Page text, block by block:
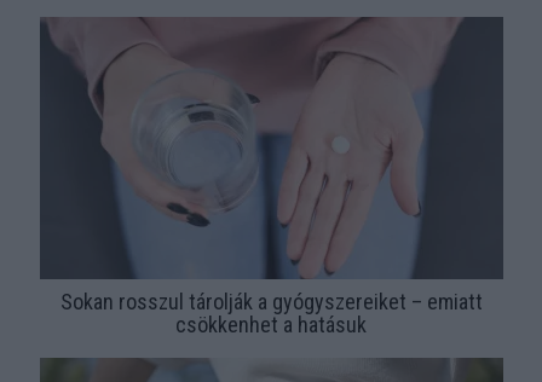
Sokan rosszul tárolják a gyógyszereiket – emiatt
csökkenhet a hatásuk